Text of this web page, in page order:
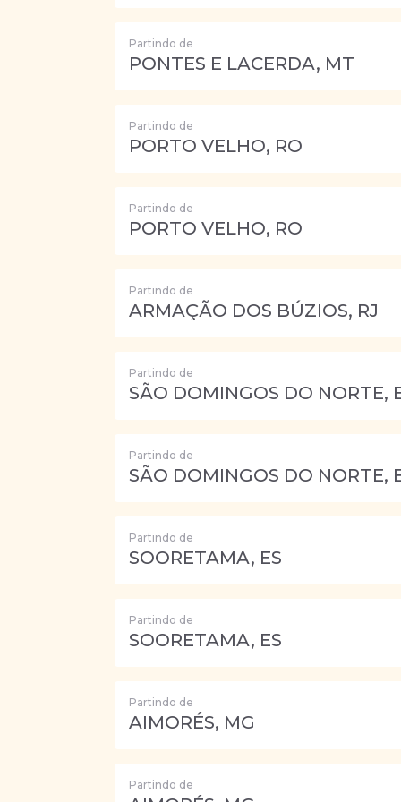
Partindo de
PONTES E LACERDA, MT
Partindo de
PORTO VELHO, RO
Partindo de
PORTO VELHO, RO
Partindo de
ARMAÇÃO DOS BÚZIOS, RJ
Partindo de
SÃO DOMINGOS DO NORTE,
Partindo de
SÃO DOMINGOS DO NORTE,
Partindo de
SOORETAMA, ES
Partindo de
SOORETAMA, ES
Partindo de
AIMORÉS, MG
Partindo de